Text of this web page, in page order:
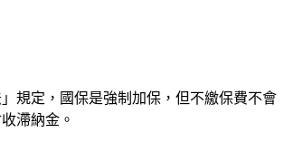
規定，國保是強制加保，但不繳保費不會
滯納金。